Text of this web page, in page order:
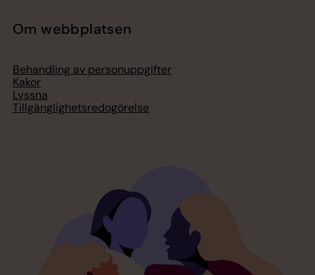
Om webbplatsen
Behandling av personuppgifter
Kakor
Lyssna
Tillgänglighetsredogörelse